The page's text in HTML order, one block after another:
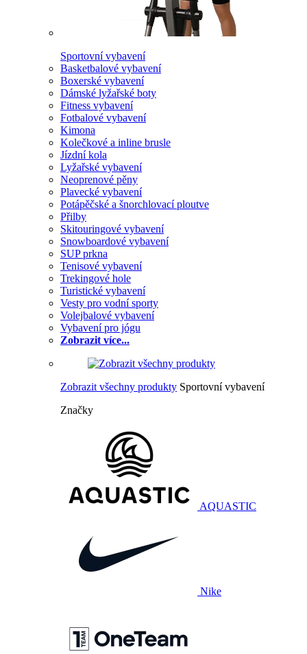
Sportovní vybavení
Basketbalové vybavení
Boxerské vybavení
Dámské lyžařské boty
Fitness vybavení
Fotbalové vybavení
Kimona
Kolečkové a inline brusle
Jízdní kola
Lyžařské vybavení
Neoprenové pěny
Plavecké vybavení
Potápěčské a šnorchlovací ploutve
Přilby
Skitouringové vybavení
Snowboardové vybavení
SUP prkna
Tenisové vybavení
Trekingové hole
Turistické vybavení
Vesty pro vodní sporty
Volejbalové vybavení
Vybavení pro jógu
Zobrazit více...
Zobrazit všechny produkty Sportovní vybavení
Značky
AQUASTIC
Nike